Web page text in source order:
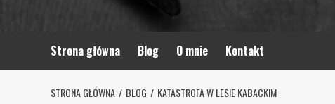
Strona główna Blog O mnie Kontakt
STRONA GŁÓWNA BLOG KATASTROFA W LESIE KABACKIM